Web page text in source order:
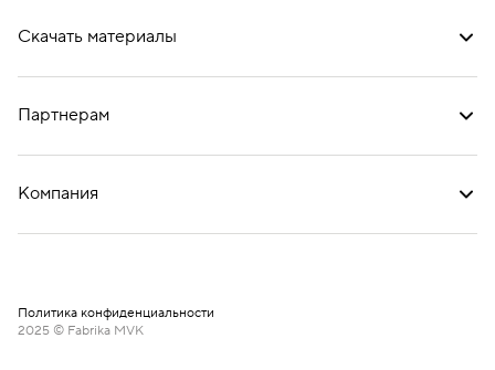
Скачать материалы
Партнерам
Компания
2025 © Fabrika MVK
Политика конфиденциальности